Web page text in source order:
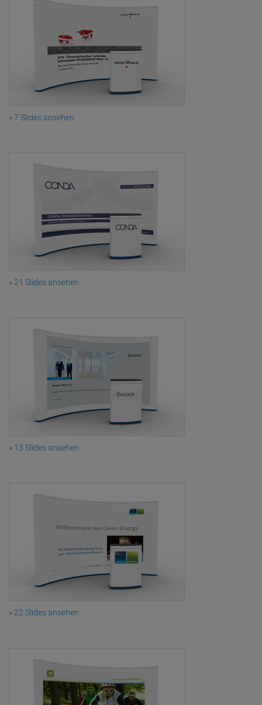
» 7 Slides ansehen
» 21 Slides ansehen
» 13 Slides ansehen
» 22 Slides ansehen